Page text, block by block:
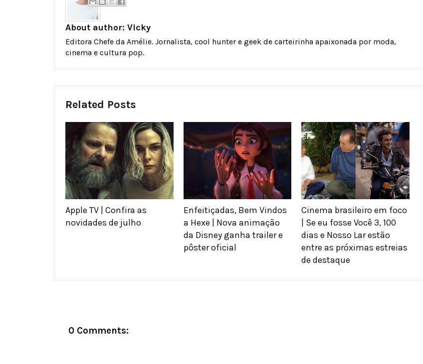
About author: Vicky
Editora Chefe da Amélie. Jornalista, cool hunter e geek de carteirinha apaixonada por moda,
cinema e cultura pop.
Related Posts
Apple TV | Confira as
novidades de julho
Enfeitiçadas, Bem Vindos
a Hexe | Nova animação
da Disney ganha trailer e
pôster oficial
Cinema brasileiro em foco
| Se eu fosse Você 3, 100
dias e Nosso Lar estão
entre as próximas estreias
de destaque
0 Comments: